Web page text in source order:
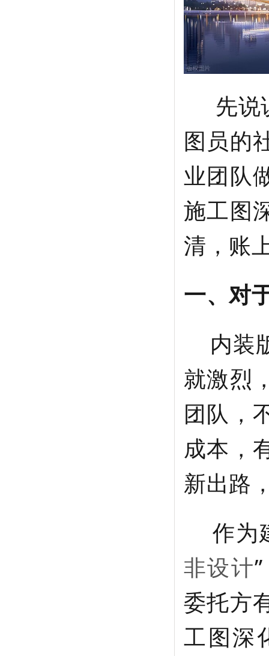
先说
图员的
业团队
施工图
清，账
一、对
内装
就激烈
团队，
成本，
新出路
作为
非设计
委托方
工图深